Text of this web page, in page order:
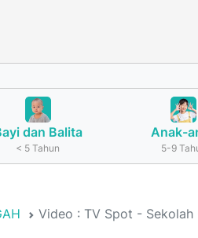
dan Balita
< 5 Tahun
Anak-
5-9
Video : TV Spot - Sekolah